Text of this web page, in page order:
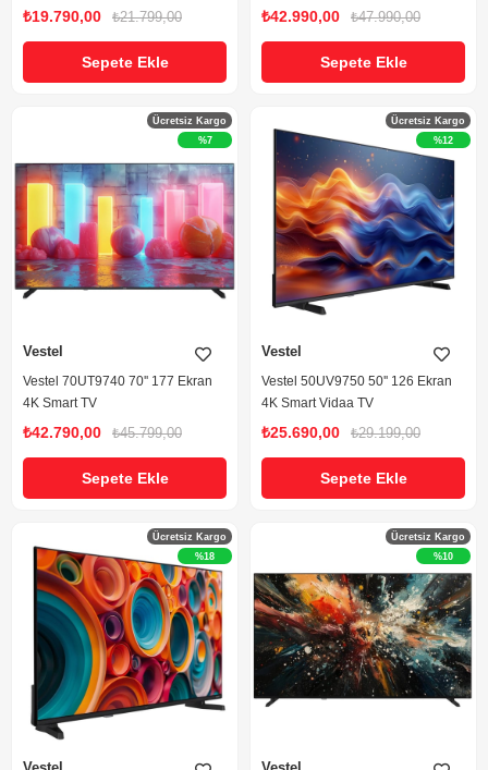
₺19.790,00 ₺21.799,00
Sepete Ekle
₺42.990,00 ₺47.990,00
Sepete Ekle
Vestel
Vestel 70UT9740 70'' 177 Ekran
4K Smart TV
₺42.790,00 ₺45.799,00
Sepete Ekle
Ücretsiz Kargo
%7
Vestel
Vestel 50UV9750 50'' 126 Ekran
4K Smart Vidaa TV
₺25.690,00 ₺29.199,00
Sepete Ekle
Ücretsiz Kargo
%12
Ücretsiz Kargo
%18
Ücretsiz Kargo
%10